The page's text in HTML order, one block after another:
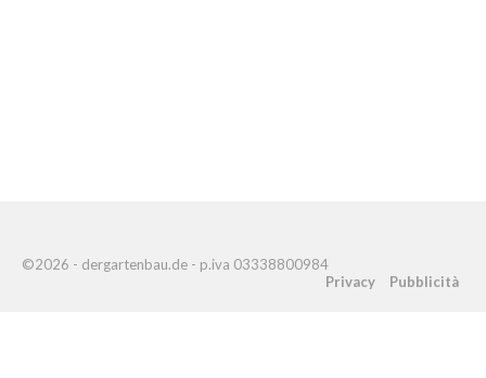
©2026 - dergartenbau.de - p.iva 03338800984
Privacy
Pubblicità